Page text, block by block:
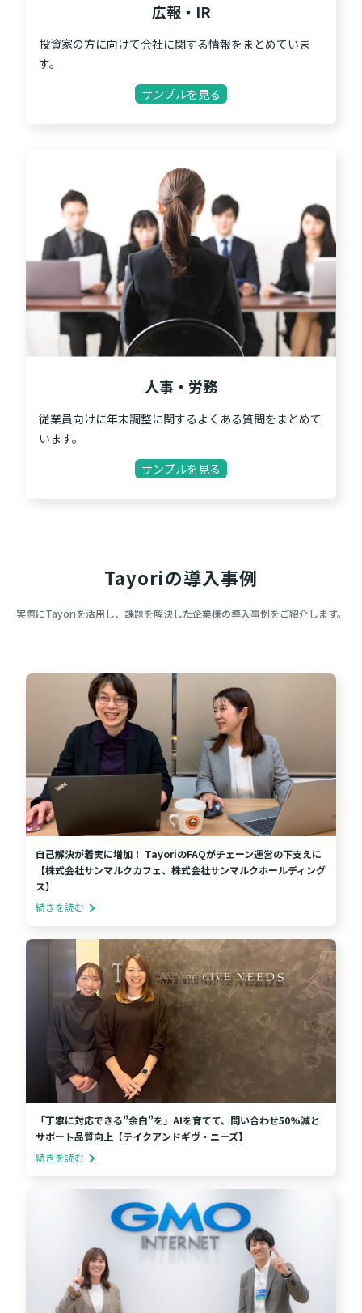
広報・IR
投資家の方に向けて会社に関する情報をまとめていま
す。
サンプルを見る
人事・労務
従業員向けに年末調整に関するよくある質問をまとめて
います。
サンプルを見る
Tayoriの導入事例
実際にTayoriを活用し、課題を解決した企業様の導入事例をご紹介します。
自己解決が着実に増加！ TayoriのFAQがチェーン運営の下支えに
【株式会社サンマルクカフェ、株式会社サンマルクホールディング
ス】
続きを読む
「丁寧に対応できる”余白”を」AIを育てて、問い合わせ50%減と
サポート品質向上【テイクアンドギヴ・ニーズ】
続きを読む